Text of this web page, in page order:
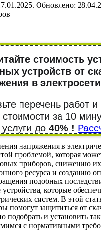
Обновлено:
стоимость
устройств от
в
перечень работ и
стоимости за 10
до 40% !
напряжения в
проблемой, которая
приборов, снижению их
ресурса и созданию
подобных
которые
систем. В этой
помогут защититься от
подобрать и установить
с нормативными